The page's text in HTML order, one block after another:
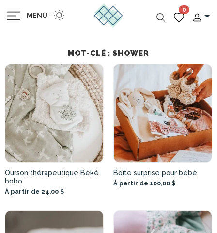
MENU
0
MOT-CLÉ : SHOWER
Ourson thérapeutique Béké
bobo
À partir de 24,00 $
Boîte surprise pour bébé
À partir de 100,00 $